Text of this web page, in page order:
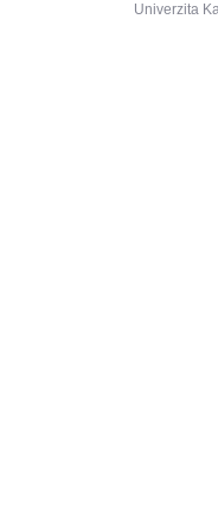
Univerzita